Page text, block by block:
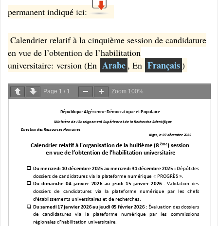
permanent indiqué ici:
Calendrier relatif à la cinquième session de candidature
en vue de l’obtention de l’habilitation
universitaire: version (En Arabe , En Français)
Page 1 / 1 Zoom 100%